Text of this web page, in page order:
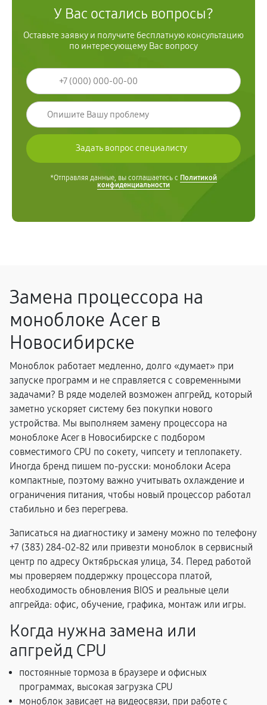
У Вас остались вопросы?
Оставьте заявку и получите бесплатную консультацию
по интересующему Вас вопросу
*Отправляя данные, вы соглашаетесь с Политикой
конфиденциальности
Замена процессора на
моноблоке Acer в
Новосибирске
Моноблок работает медленно, долго «думает» при
запуске программ и не справляется с современными
задачами? В ряде моделей возможен апгрейд, который
заметно ускоряет систему без покупки нового
устройства. Мы выполняем замену процессора на
моноблоке Acer в Новосибирске с подбором
совместимого CPU по сокету, чипсету и теплопакету.
Иногда бренд пишем по-русски: моноблоки Асера
компактные, поэтому важно учитывать охлаждение и
ограничения питания, чтобы новый процессор работал
стабильно и без перегрева.
Записаться на диагностику и замену можно по телефону
+7 (383) 284-02-82 или привезти моноблок в сервисный
центр по адресу Октябрьская улица, 34. Перед работой
мы проверяем поддержку процессора платой,
необходимость обновления BIOS и реальные цели
апгрейда: офис, обучение, графика, монтаж или игры.
Когда нужна замена или
апгрейд CPU
постоянные тормоза в браузере и офисных
программах, высокая загрузка CPU
моноблок зависает на видеосвязи, при работе с